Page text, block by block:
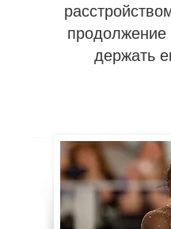
продолжение
держать